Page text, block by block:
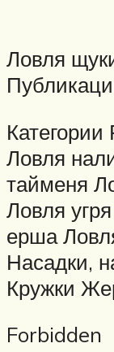
Ловля
Ловля
тайменя
Ловля
ерша
Насадки,
Кружки
Forbidden